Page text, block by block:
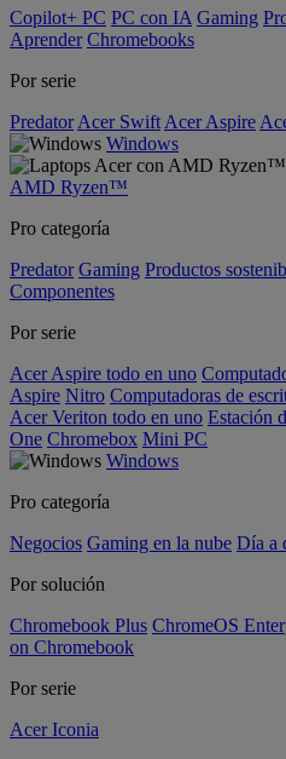
Copilot+ PC PC con IA Gaming
Aprender Chromebooks
Por serie
Predator Acer Swift Acer Aspire
Windows
AMD Ryzen™
Pro categoría
Predator Gaming Productos
Componentes
Por serie
Acer Aspire todo en uno
Aspire Nitro Computadoras de
Acer Veriton todo en uno Estación
One Chromebox Mini PC
Windows
Pro categoría
Negocios Gaming en la nube Día a
Por solución
Chromebook Plus ChromeOS
on Chromebook
Por serie
Acer Iconia